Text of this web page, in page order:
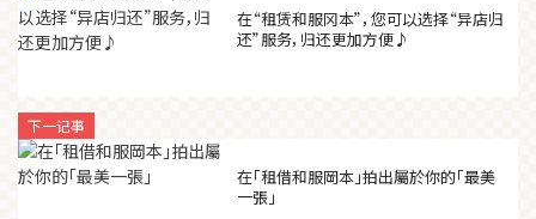
在“租赁和服冈本”，您可以选择“异店归
还”服务，归还更加方便♪
下一记事
在「租借和服岡本」拍出屬於你的「最美
一張」